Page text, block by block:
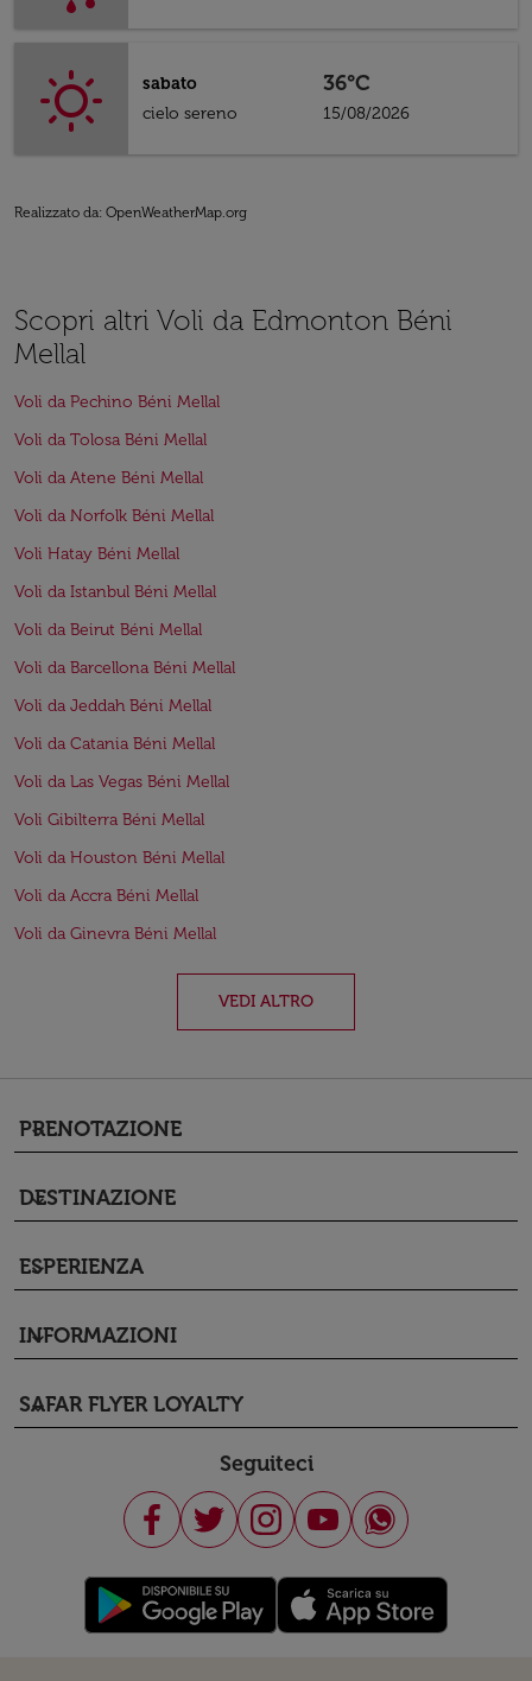
sabato
cielo sereno
36°C
15/08/2026
Realizzato da: OpenWeatherMap.org
Scopri altri Voli da Edmonton Béni
Mellal
Voli da Pechino Béni Mellal
Voli da Tolosa Béni Mellal
Voli da Atene Béni Mellal
Voli da Norfolk Béni Mellal
Voli Hatay Béni Mellal
Voli da Istanbul Béni Mellal
Voli da Beirut Béni Mellal
Voli da Barcellona Béni Mellal
Voli da Jeddah Béni Mellal
Voli da Catania Béni Mellal
Voli da Las Vegas Béni Mellal
Voli Gibilterra Béni Mellal
Voli da Houston Béni Mellal
Voli da Accra Béni Mellal
Voli da Ginevra Béni Mellal
VEDI ALTRO
PRENOTAZIONE
keyboard_arrow_down
DESTINAZIONE
keyboard_arrow_down
ESPERIENZA
keyboard_arrow_down
INFORMAZIONI
keyboard_arrow_down
SAFAR FLYER LOYALTY
keyboard_arrow_down
Seguiteci